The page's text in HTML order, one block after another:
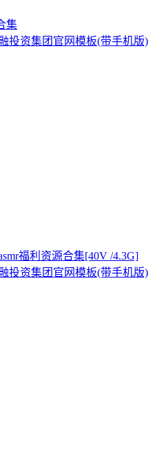
集
福利资源合集[40V /4.3G]